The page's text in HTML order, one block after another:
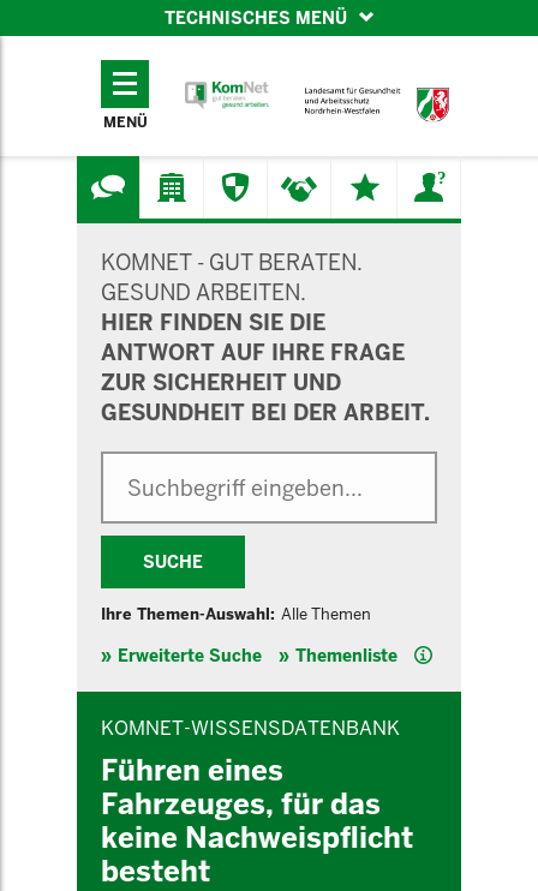
TECHNISCHES MENÜ
TECHNISCHES
MENÜ
KOMNET - GUT BERATEN.
GESUND ARBEITEN.
HIER FINDEN SIE DIE
ANTWORT AUF IHRE FRAGE
ZUR SICHERHEIT UND
GESUNDHEIT BEI DER ARBEIT.
SUCHE
Ihre Themen-Auswahl: Alle Themen
Erweiterte Suche Themenliste Hilfe
KOMNET-WISSENSDATENBANK
Führen eines
Fahrzeuges, für das
keine Nachweispflicht
besteht